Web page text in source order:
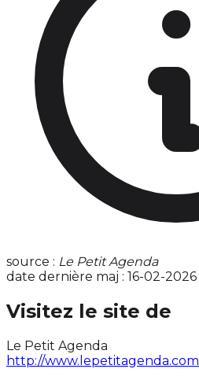
source : Le Petit Agenda
date dernière maj : 16-02-2026
Visitez le site de
Le Petit Agenda
http://www.lepetitagenda.com